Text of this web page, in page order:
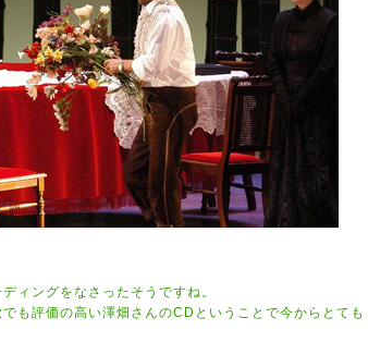
ィングをなさったそうですね。
も評価の高い澤畑さんのCDということで今からとても